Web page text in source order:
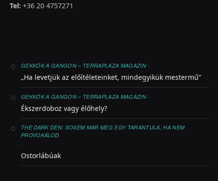
Tel: +36 20 4757271
GEKKÓK A GANGON – TERRAPLAZA MAGAZIN-
„Ha levetjük az előítéleteinket, mindegyikük mestermű”
GEKKÓK A GANGON – TERRAPLAZA MAGAZIN-
Ékszerdoboz vagy élőhely?
THE DARK DEN: SOSEM MAR MEG EGY TARANTULA, HA NEM
PROVOKÁLOD
-
Ostorlábúak